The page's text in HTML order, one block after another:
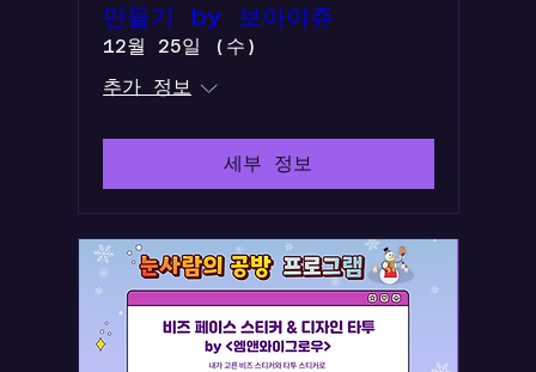
만들기 by 보아야쥬
12월 25일 (수)
추가 정보
세부 정보